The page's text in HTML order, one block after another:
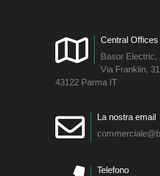
Central Offices
Basor Electric,
Via Franklin, 31
43122 Parma IT
La nostra email
Telefono